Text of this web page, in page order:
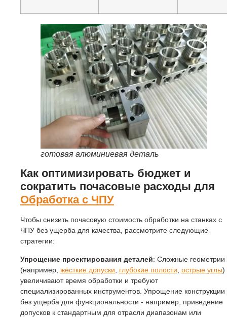
готовая алюминиевая деталь
Как оптимизировать бюджет и
сократить почасовые расходы для
Обработка с ЧПУ
Чтобы снизить почасовую стоимость обработки на станках с
ЧПУ без ущерба для качества, рассмотрите следующие
стратегии:
Упрощение проектирования деталей: Сложные геометрии
(например, жёсткие допуски глубокие полости острые углы)
увеличивают время обработки и требуют
специализированных инструментов. Упрощение конструкции
без ущерба для функциональности - например, приведение
допусков к стандартным для отрасли диапазонам или